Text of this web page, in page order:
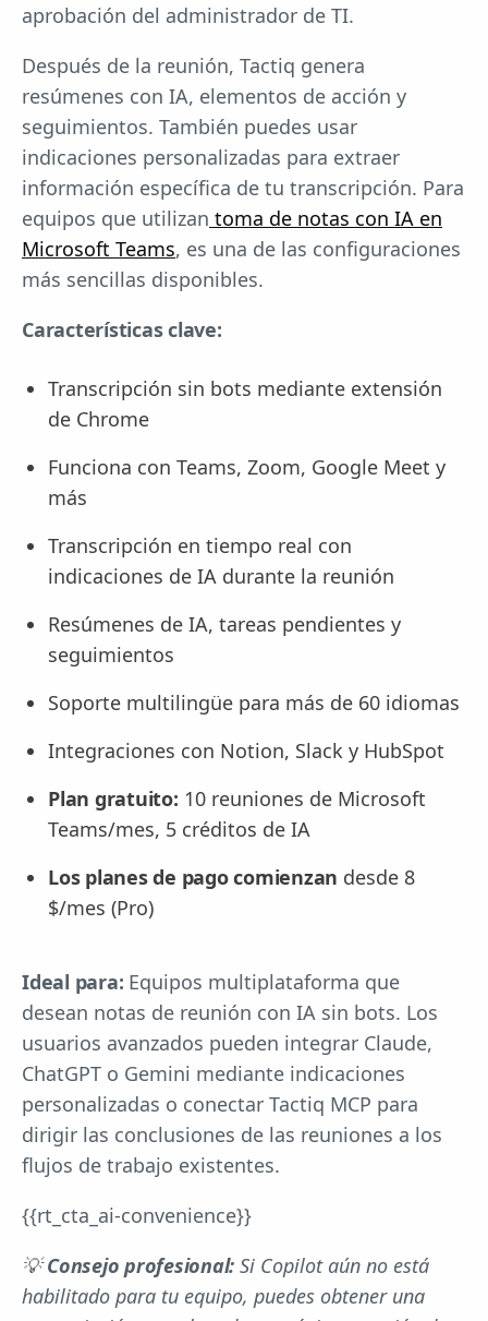
aprobación del administrador de TI.
Después de la reunión, Tactiq genera
resúmenes con IA, elementos de acción y
seguimientos. También puedes usar
indicaciones personalizadas para extraer
información específica de tu transcripción. Para
equipos que utilizan toma de notas con IA en
Microsoft Teams, es una de las configuraciones
más sencillas disponibles.
Características clave:
Transcripción sin bots mediante extensión
de Chrome
Funciona con Teams, Zoom, Google Meet y
más
Transcripción en tiempo real con
indicaciones de IA durante la reunión
Resúmenes de IA, tareas pendientes y
seguimientos
Soporte multilingüe para más de 60 idiomas
Integraciones con Notion, Slack y HubSpot
Plan gratuito: 10 reuniones de Microsoft
Teams/mes, 5 créditos de IA
Los planes de pago comienzan desde 8
$/mes (Pro)
Ideal para: Equipos multiplataforma que
desean notas de reunión con IA sin bots. Los
usuarios avanzados pueden integrar Claude,
ChatGPT o Gemini mediante indicaciones
personalizadas o conectar Tactiq MCP para
dirigir las conclusiones de las reuniones a los
flujos de trabajo existentes.
{{rt_cta_ai-convenience}}
💡Consejo profesional: Si Copilot aún no está
habilitado para tu equipo, puedes obtener una